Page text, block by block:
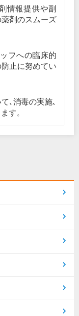
情報提供や副
剤のスムーズ
フへの臨床的
止に努めてい
､消毒の実施､
す。